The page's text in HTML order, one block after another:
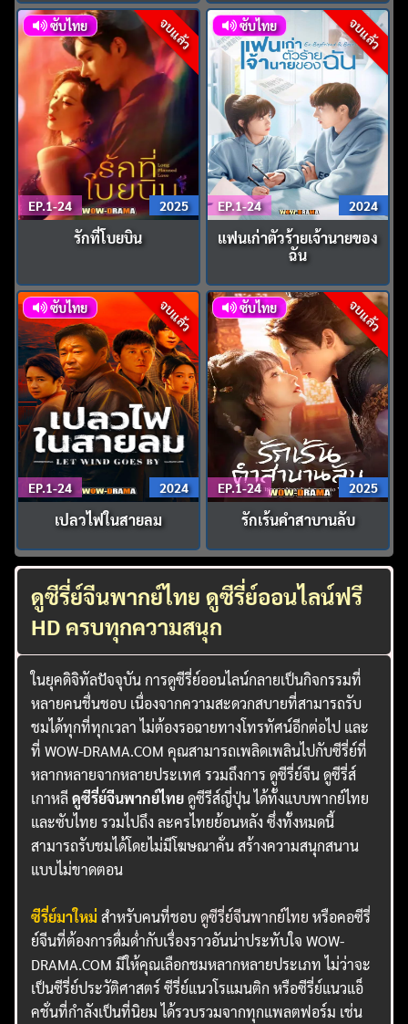
จบแล้ว
ซับไทย
EP.1-24 2025
รักที่โบยบิน
จบแล้ว
ซับไทย
EP.1-24 2024
แฟนเก่าตัวร้ายเจ้านายของ
ฉัน
จบแล้ว
ซับไทย
EP.1-24 2024
เปลวไฟในสายลม
จบแล้ว
ซับไทย
EP.1-24 2025
รักเร้นคำสาบานลับ
ดูซีรี่ย์จีนพากย์ไทย ดูซีรี่ย์ออนไลน์ฟรี
HD ครบทุกความสนุก
ในยุคดิจิทัลปัจจุบัน การดูซีรี่ย์ออนไลน์กลายเป็นกิจกรรมที่
หลายคนชื่นชอบ เนื่องจากความสะดวกสบายที่สามารถรับ
ชมได้ทุกที่ทุกเวลา ไม่ต้องรอฉายทางโทรทัศน์อีกต่อไป และ
ที่ WOW-DRAMA.COM คุณสามารถเพลิดเพลินไปกับซีรี่ย์ที่
หลากหลายจากหลายประเทศ รวมถึงการ ดูซีรี่ย์จีน ดูซีรี่ส์
เกาหลีดูซีรี่ย์จีนพากย์ไทยดูซีรีส์ญี่ปุ่น ได้ทั้งแบบพากย์ไทย
และซับไทย รวมไปถึง ละครไทยย้อนหลัง ซึ่งทั้งหมดนี้
สามารถรับชมได้โดยไม่มีโฆษณาคั่น สร้างความสนุกสนาน
แบบไม่ขาดตอน
ซีรี่ย์มาใหม่ สำหรับคนที่ชอบดูซีรี่ย์จีนพากย์ไทย หรือคอซีรี่
ย์จีนที่ต้องการดื่มด่ำกับเรื่องราวอันน่าประทับใจ WOW-
DRAMA.COM มีให้คุณเลือกชมหลากหลายประเภท ไม่ว่าจะ
เป็นซีรี่ย์ประวัติศาสตร์ ซีรี่ย์แนวโรแมนติก หรือซีรี่ย์แนวแอ็
คชั่นที่กำลังเป็นที่นิยม ได้รวบรวมจากทุกแพลตฟอร์ม เช่น